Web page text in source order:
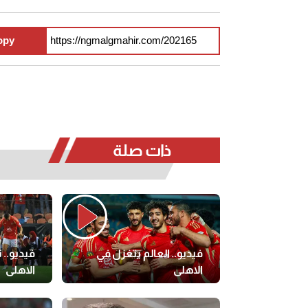
ذات صلة
فيديو.. العالم يتغزل في
الاهلى
الاهلى